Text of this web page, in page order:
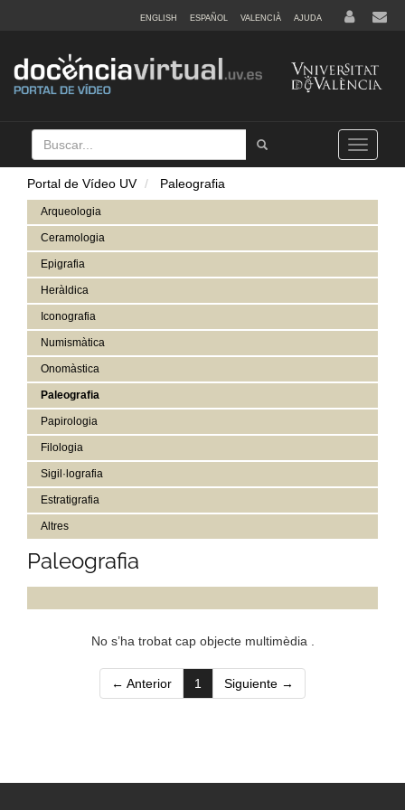
ENGLISH ESPAÑOL VALENCIÀ AJUDA
Buscar
Tramet
Toggle
navigation
Portal de Vídeo UV Paleografia
Arqueologia
Ceramologia
Epigrafia
Heràldica
Iconografia
Numismàtica
Onomàstica
Paleografia
Papirologia
Filologia
Sigil·lografia
Estratigrafia
Altres
Paleografia
No s’ha trobat cap objecte multimèdia .
← Anterior 1 (current)
Siguiente →